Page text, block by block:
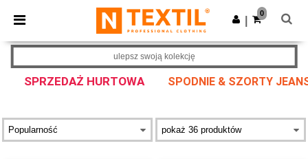
× Aplikacja Ntextil
Lepsze ceny w aplikacji!
Pobierz app
0
SPRZEDAŻ HURTOWA SPODNIE & SZORTY
ulepsz swoją kolekcję